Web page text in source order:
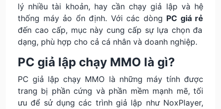
lý nhiều tài khoản, hay cần chạy giả lập và hệ
thống máy ảo ổn định. Với các dòng PC giá rẻ
đến cao cấp, mục này cung cấp sự lựa chọn đa
dạng, phù hợp cho cả cá nhân và doanh nghiệp.
PC giả lập chạy MMO là gì?
PC giả lập chạy MMO là những máy tính được
trang bị phần cứng và phần mềm mạnh mẽ, tối
ưu để sử dụng các trình giả lập như NoxPlayer,